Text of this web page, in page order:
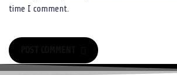
time I comment.
POST COMMENT